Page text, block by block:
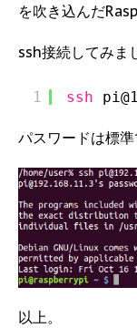
を吹き込んだ
ssh接続してみま
1 ssh
パスワードは標
以上。